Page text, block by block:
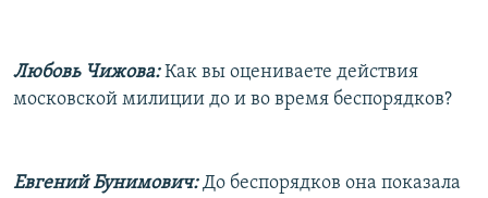
Любовь Чижова:Как вы оцениваете действия
московской милиции до и во время беспорядков?
Евгений Бунимович:До беспорядков она показала